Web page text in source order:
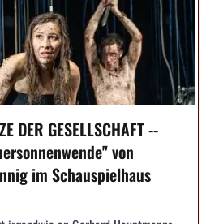
DER GESELLSCHAFT --
von
im Schauspielhaus